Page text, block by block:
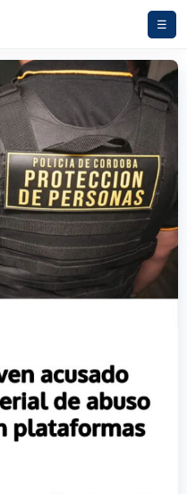
☰